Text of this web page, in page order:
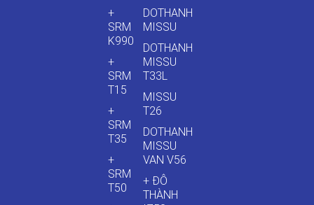
+
SRM
K990
+
SRM
T15
+
SRM
T35
+
SRM
T50
DOTHANH
MISSU
DOTHANH
MISSU
T33L
MISSU
T26
DOTHANH
MISSU
VAN V56
+ ĐÔ
THÀNH